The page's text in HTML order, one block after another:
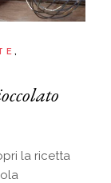
la ricetta